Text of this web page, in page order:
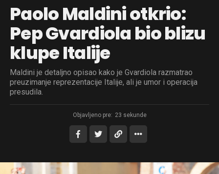
Paolo Maldini otkrio:
Pep Gvardiola bio blizu
klupe Italije
Maldini je detaljno opisao kako je Gvardiola razmatrao
preuzimanje reprezentacije Italije, ali je umor i operacija
presudila.
Objavljeno pre: 23 sekunde